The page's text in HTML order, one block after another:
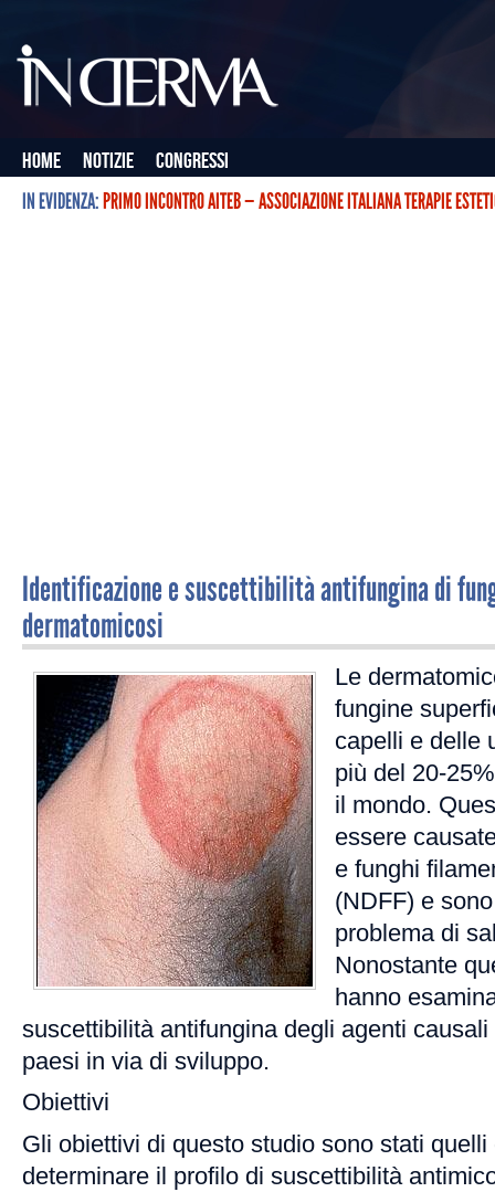
Home Notizie
Congressi
IN EVIDENZA:PRIMO INCONTRO AITEB — ASSOCIAZIONE ITALIANA TERAPIE
Identificazione e suscettibilità antifungina di
dermatomicosi
Le
fungine
capelli e delle
più del 20-
il mondo.
essere
e funghi
(NDFF) e
problema di
Nonostante
hanno
suscettibilità antifungina degli agenti
paesi in via di sviluppo.
Obiettivi
Gli obiettivi di questo studio sono stati
determinare il profilo di suscettibilità